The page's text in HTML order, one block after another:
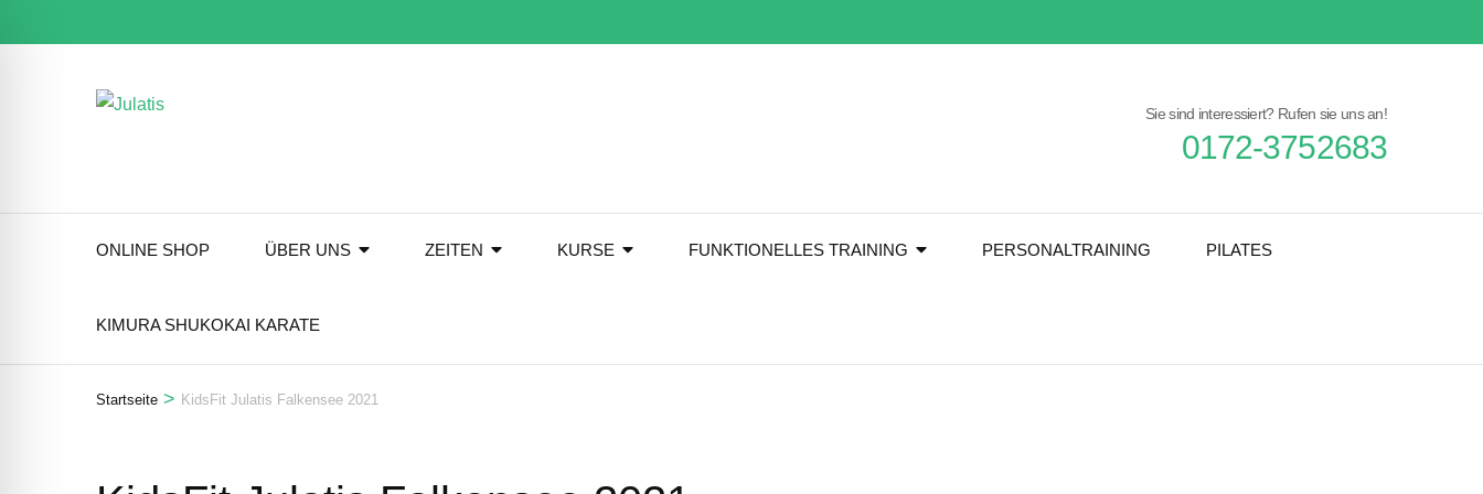
Inhalt
(Eingabetaste
Sie sind interessiert? Rufen sie uns an!
0172-3752683
ONLINE SHOP ÜBER UNS ZEITEN KURSE FUNKTIONELLES TRAINING PERSONALTRAINING PILATES
KIMURA SHUKOKAI KARATE
Startseite > KidsFit Julatis Falkensee 2021